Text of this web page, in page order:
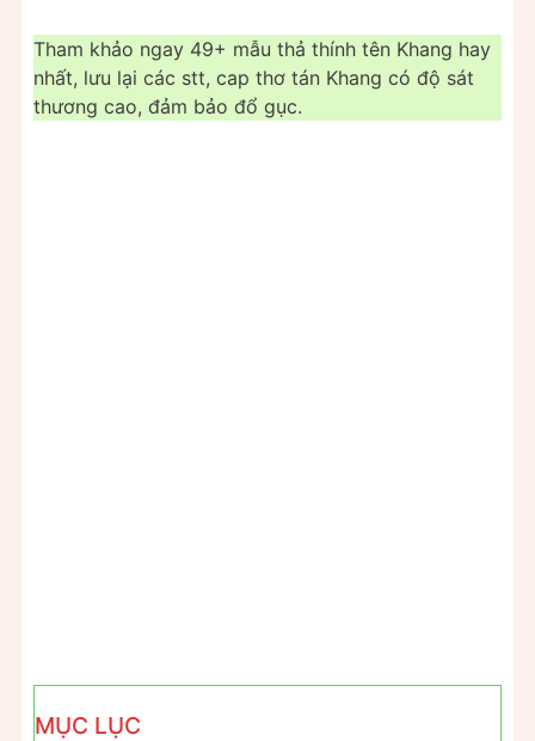
Tham khảo ngay 49+ mẫu thả thính tên Khang hay
nhất, lưu lại các stt, cap thơ tán Khang có độ sát
thương cao, đảm bảo đổ gục.
MỤC LỤC